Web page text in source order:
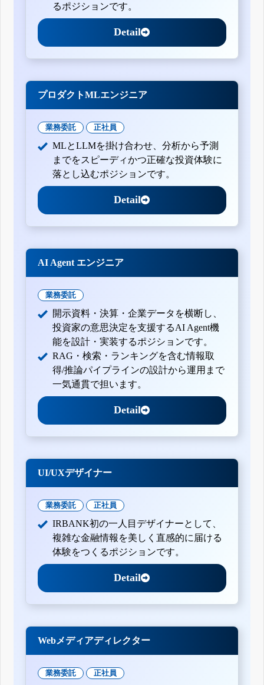
るポジションです。
Detail
プロダクトMLエンジニア
業務委託 正社員
MLとLLMを掛け合わせ、分析から予測
までをスピーディかつ正確な投資体験に
落とし込むポジションです。
Detail
AI Agent エンジニア
業務委託
開示資料・決算・企業データを横断し、
投資家の意思決定を支援するAI Agent機
能を設計・実装するポジションです。
RAG・検索・ランキングを含む情報取
得/推論パイプラインの設計から運用まで
一気通貫で担います。
Detail
UI/UXデザイナー
業務委託 正社員
IRBANK初の一人目デザイナーとして、
複雑な金融情報を美しく直感的に届ける
体験をつくるポジションです。
Detail
Webメディアディレクター
業務委託 正社員